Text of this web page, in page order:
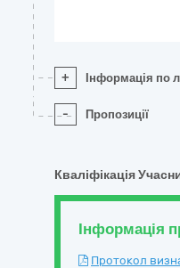
+ Інформація по
- Пропозиції
Кваліфікація
Інформація
Протокол